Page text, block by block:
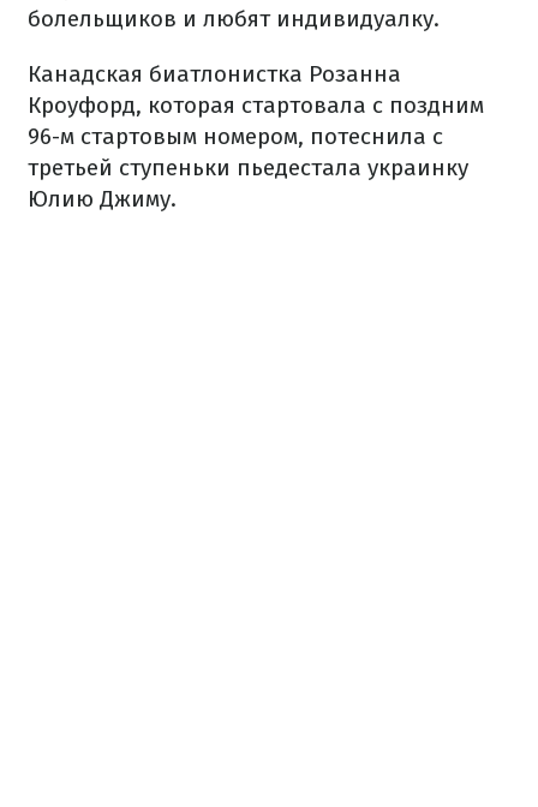
болельщиков и любят индивидуалку.
Канадская биатлонистка Розанна
Кроуфорд, которая стартовала с поздним
96-м стартовым номером, потеснила с
третьей ступеньки пьедестала украинку
Юлию Джиму.